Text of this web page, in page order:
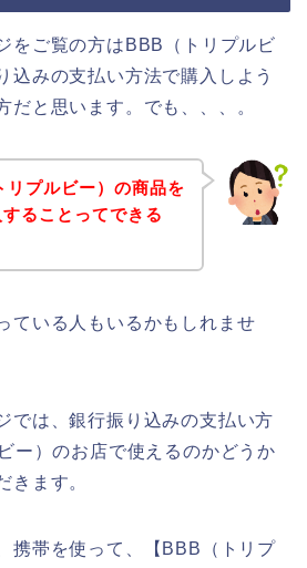
をご覧の方はBBB（トリプルビ
込みの支払い方法で購入しよう
だと思います。でも、、、。
プルビー）の商品を
ることってできる
ている人もいるかもしれませ
では、銀行振り込みの支払い方
ー）のお店で使えるのかどうか
きます。
携帯を使って、【BBB（トリプ